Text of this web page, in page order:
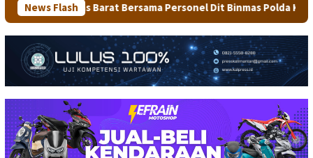
News Flash
Bersama Personel Dit Binmas Polda Kaltara Salurkan Beras